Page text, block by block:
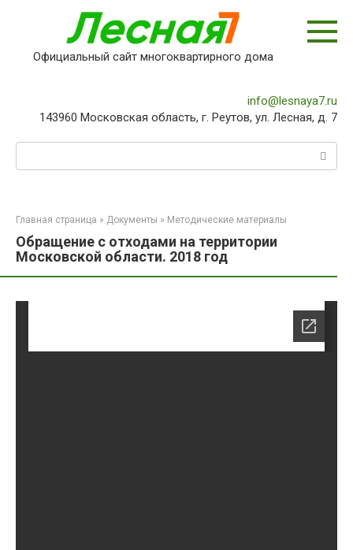
Официальный сайт многоквартирного дома
info@lesnaya7.ru
143960 Московская область, г. Реутов, ул. Лесная, д. 7
Главная страница » Документы » Методические материалы
Обращение с отходами на территории
Московской области. 2018 год